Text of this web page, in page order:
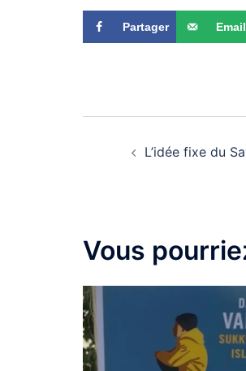
Partager Email
L’idée fixe du
Vous